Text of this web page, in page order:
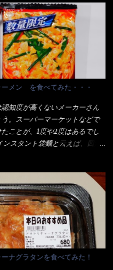
幾らで、メガドンキでゲットし
・・・色々と各方面へ忖度し
ょう。 早速1袋を大釜で茹で～
す。 当家には、高齢者がいる
た饂飩は、お店の饂飩に比べ
稲庭饂飩的な太さですね。 さ
無かったので、玉葱を刻んで
冷やし釜あげうどん～です。
飩を盛り付け、お椀に昆布出
ルツル～と頂きました。 良い
い！ カウンターに置かれた＜
しょう！ 何かキャベツが山じ
が標準なのです。 普通のとん
前ほどあるか？ 値段的には、
ット350円程と値段的には、そ
絶えない人気店である。 そん
で頂ける＜映え＞るメニュー
当時1,000円税込だった
・・・ これが出てくると、カ
写真は、キャベツ少なめでお願
30cmほどあります。 そこに
かかっています。 カレーは辛
それも揚げたての熱々です。
では無い！と云っても過言で
リューム満点で＜薄カツ＞と
枚重ねて出てくるだ！ 1枚が薄
・・・
メン を食べてみた・・・
知度が高くないメーカーさん
。スーパーマーケットなどで
ことが、1度や2度はあるでし
ンスタント袋麺と云えば、四角
かけ思わず手に取って買い物篭
崎辛麺風ラーメン オーッといき
棒状インスタントラーメンの
・め・ん・辛麺！ 宮崎辛麺は
る、辛口のラーメンじゃ
？なんてね。 よし今日のサラ
はまず袋を開けると・・・ な
、調味油と粉末スープ！ やは
ナグラタンを食べてみた！